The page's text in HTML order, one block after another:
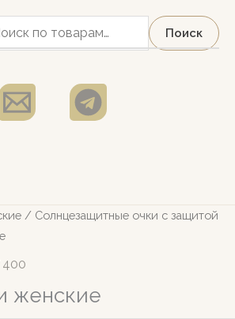
Поиск
/ Солнцезащитные очки c защитой
400
женские